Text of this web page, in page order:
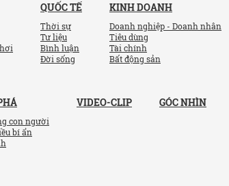
QUỐC TẾ
Thời sự
Tư liệu
Bình luận
Đời sống
KINH DOANH
Doanh nghiệp - Doanh nhân
Tiêu dùng
Tài chính
Bất động sản
con người
bí ẩn
VIDEO-CLIP GÓC NHÌN